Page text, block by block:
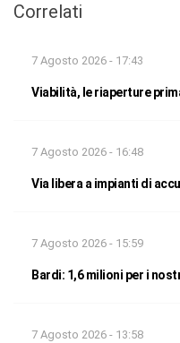
Correlati
7 Agosto 2026 - 17:43
Viabilità, le riaperture
7 Agosto 2026 - 16:48
Via libera a impianti di
7 Agosto 2026 - 15:59
Bardi: 1,6 milioni per i
7 Agosto 2026 - 13:58